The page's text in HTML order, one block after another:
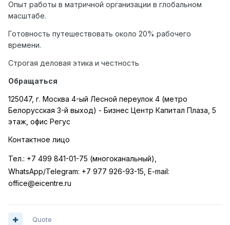
Опыт работы в матричной организации в глобальном
масштабе.
Готовность путешествовать около 20% рабочего
времени.
Строгая деловая этика и честность
Обращаться
125047, г. Москва 4-ый Лесной переулок 4 (метро
Белорусская 3-й выход) - Бизнес Центр Капитал Плаза, 5
этаж, офис Регус
Контактное лицо
Тел.: +7 499 841-01-75 (многоканальный),
WhatsApp/Telegram: +7 977 926-93-15, E-mail:
office@eicentre.ru
Quote